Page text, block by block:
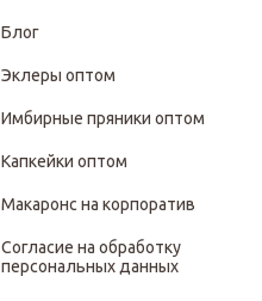
Блог
Эклеры оптом
Имбирные пряники оптом
Капкейки оптом
Макаронс на корпоратив
Согласие на обработку
персональных данных